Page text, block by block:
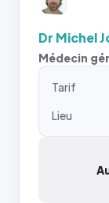
Dr Michel
Médecin
Tarif
Lieu